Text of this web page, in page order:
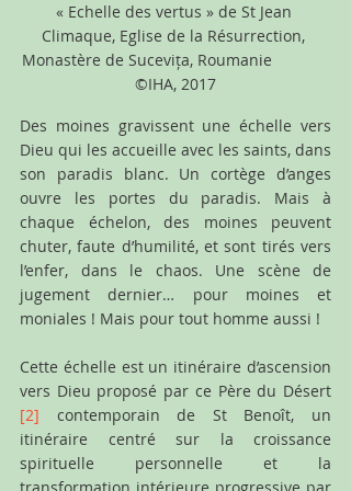
« Echelle des vertus » de St Jean
Climaque, Eglise de la Résurrection,
Monastère de Sucevița, Roumanie
©IHA, 2017
Des moines gravissent une échelle vers
Dieu qui les accueille avec les saints, dans
son paradis blanc. Un cortège d’anges
ouvre les portes du paradis. Mais à
chaque échelon, des moines peuvent
chuter, faute d’humilité, et sont tirés vers
l’enfer, dans le chaos. Une scène de
jugement dernier… pour moines et
moniales ! Mais pour tout homme aussi !
Cette échelle est un itinéraire d’ascension
vers Dieu proposé par ce Père du Désert
[2] contemporain de St Benoît, un
itinéraire centré sur la croissance
spirituelle personnelle et la